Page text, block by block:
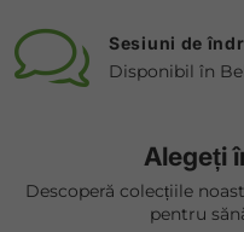
Sesiuni de
Disponibil în
Alegeți
Descoperă colecțiile
pentru